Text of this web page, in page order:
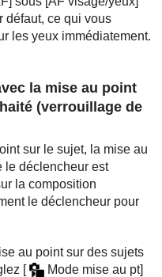
défaut, ce qui vous
les yeux immédiatement.
la mise au point
(verrouillage de
sur le sujet, la mise au
le déclencheur est
la composition
le déclencheur pour
au point sur des sujets
[
Mode mise au pt]